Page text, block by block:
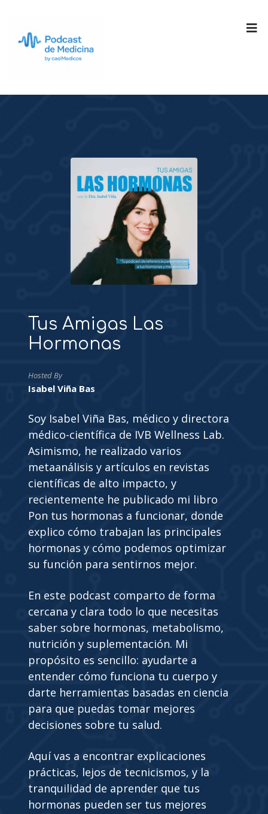
Tus Amigas Las
Hormonas
Hosted By
Isabel Viña Bas
Soy Isabel Viña Bas, médico y directora
médico-científica de IVB Wellness Lab.
Asimismo, he realizado varios
metaanálisis y artículos en revistas
científicas de alto impacto, y
recientemente he publicado mi libro
Pon tus hormonas a funcionar, donde
explico cómo trabajan las principales
hormonas y cómo podemos optimizar
su función para sentirnos mejor.
En este podcast comparto de forma
cercana y clara todo lo que necesitas
saber sobre hormonas, metabolismo,
nutrición y suplementación. Mi
propósito es sencillo: ayudarte a
entender cómo funciona tu cuerpo y
darte herramientas basadas en ciencia
para que puedas tomar mejores
decisiones sobre tu salud.
Aquí vas a encontrar explicaciones
prácticas, lejos de tecnicismos, y la
tranquilidad de aprender que tus
hormonas pueden ser tus mejores